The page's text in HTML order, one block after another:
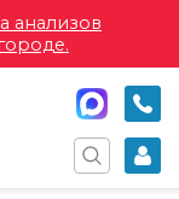
анализов